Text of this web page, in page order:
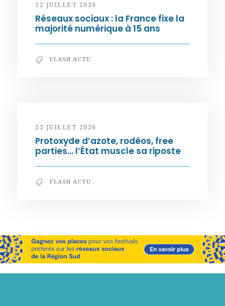
22 JUILLET 2026
Réseaux sociaux : la France fixe la
majorité numérique à 15 ans
FLASH ACTU
22 JUILLET 2026
Protoxyde d’azote, rodéos, free
parties… l’État muscle sa riposte
FLASH ACTU